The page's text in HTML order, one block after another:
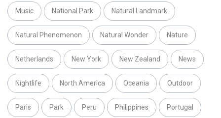
Music National Park Natural Landmark
Natural Phenomenon Natural Wonder Nature
Netherlands New York New Zealand News
Nightlife North America Oceania Outdoor
Paris Park Peru Philippines Portugal